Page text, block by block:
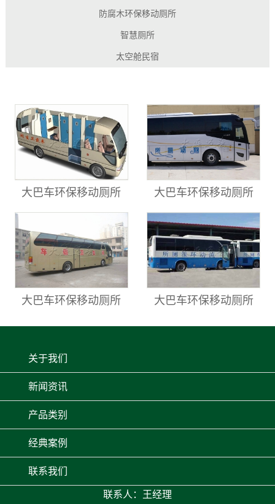
防腐木环保移动厕所
智慧厕所
太空舱民宿
大巴车环保移动厕所 大巴车环保移动厕所
大巴车环保移动厕所 大巴车环保移动厕所
关于我们
新闻资讯
产品类别
经典案例
联系我们
联系人：王经理